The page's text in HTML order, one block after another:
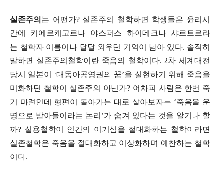
실존주의 는 어떤가? 실존주의 철학하면 학생들은 윤리시
간에 키에르케고르나 야스퍼스 하이데크나 샤르트르라
는 철학자 이름이나 달달 외우던 기억이 남아 있다. 솔직히
말하면 실존주의철학이란 죽음의 철학이다. 2차 세계대전
당시 일본이 ‘대동아공영권의 꿈’을 실현하기 위해 죽음을
미화하던 철학이 실존주의 아닌가? 어차피 사람은 한번 죽
기 마련인데 형편이 돌아가는 대로 살아보자는 ‘죽음을 운
명으로 받아들이라는 논리 ’가 숨겨 있다는 것을 알기나 할
까? 실용철학이 인간의 이기심을 절대화하는 철학이라면
실존철학은 죽음을 절대화하고 이상화하며 예찬하는 철학
이다.